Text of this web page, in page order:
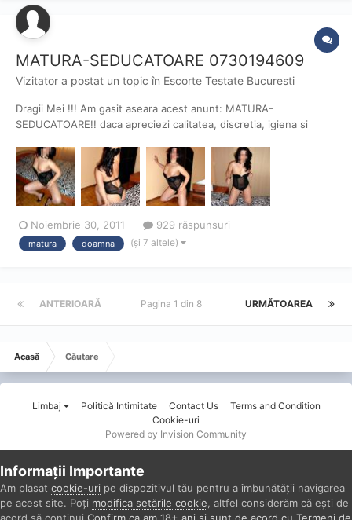
MATURA-SEDUCATOARE 0730194609
Vizitator a postat un topic în Escorte Testate Bucuresti
Dragii Mei !!! Am gasit aseara acest anunt: MATURA-
SEDUCATOARE!! daca apreciezi calitatea, discretia, igiena si
petrece impreuna clipe fierbinti de amor, imi place sa primesc si
sa ofer placere, kiss!0730194609 Neavand vreodata o experi...
Noiembrie 30, 2011 929 răspunsuri
matura doamna (și 7 altele)
ANTERIOARĂ URMĂTOAREA
Pagina 1 din 8
Acasă Căutare
Limbaj Politică Intimitate Contact Us
Terms and Condition
Cookie-uri
Powered by Invision Community
Informații Importante
Am plasat cookie-uri pe dispozitivul tău pentru a îmbunătății navigarea
pe acest site. Poți modifica setările cookie , altfel considerăm că ești de